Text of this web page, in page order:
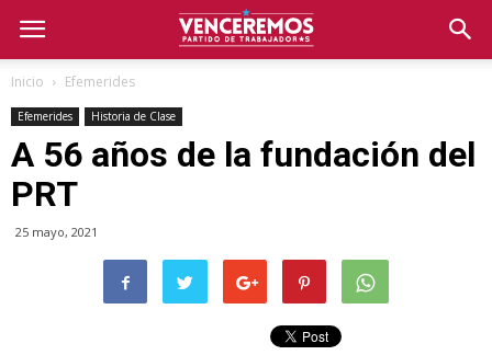
Inicio Efemerides
Efemerides Historia de Clase
A 56 años de la fundación del
PRT
25 mayo, 2021